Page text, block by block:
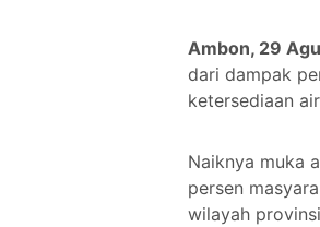
Ambon, 29
dari dampak
ketersediaan
Naiknya muka
persen
wilayah